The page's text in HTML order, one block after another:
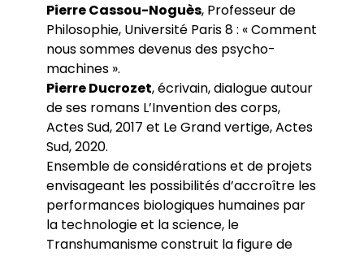
Pierre Cassou-Noguès, Professeur de
Philosophie, Université Paris 8 : « Comment
nous sommes devenus des psycho-
machines ».
Pierre Ducrozet, écrivain, dialogue autour
de ses romans L’Invention des corps,
Actes Sud, 2017 et Le Grand vertige, Actes
Sud, 2020.
Ensemble de considérations et de projets
envisageant les possibilités d’accroître les
performances biologiques humaines par
la technologie et la science, le
Transhumanisme construit la figure de